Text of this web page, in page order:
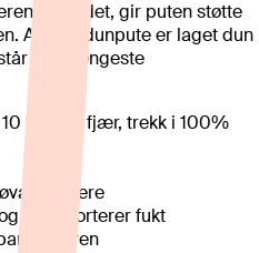
og hodet, gir puten støtte
Aurora dunpute er laget dun
de strengeste
% små fjær, trekk i 100%
transporterer fukt
i naturen